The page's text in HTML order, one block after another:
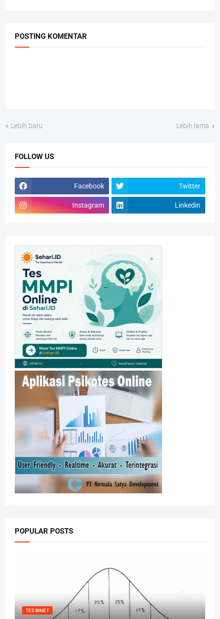
POSTING KOMENTAR
Lebih baru Lebih lama
FOLLOW US
Facebook Twitter
Instagram Linkedin
POPULAR POSTS
TES BINET